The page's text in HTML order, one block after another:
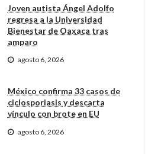
Joven autista Ángel Adolfo
regresa a la Universidad
Bienestar de Oaxaca tras
amparo
agosto 6, 2026
México confirma 33 casos de
ciclosporiasis y descarta
vínculo con brote en EU
agosto 6, 2026